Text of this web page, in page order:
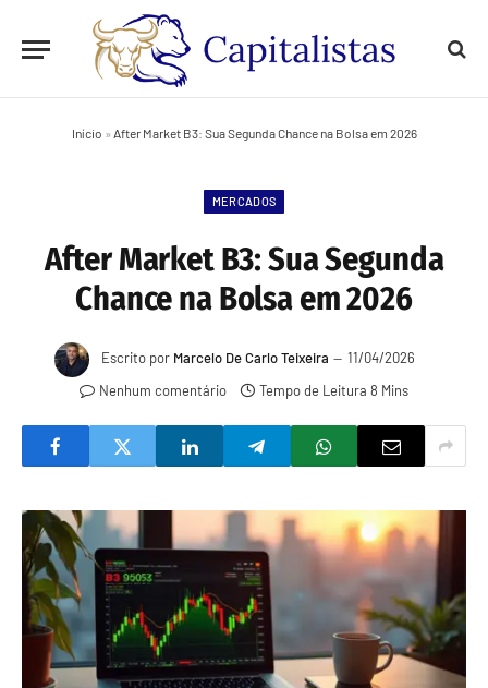
Início » After Market B3: Sua Segunda Chance na Bolsa em 2026
MERCADOS
After Market B3: Sua Segunda
Chance na Bolsa em 2026
Escrito por Marcelo De Carlo Teixeira
11/04/2026
Nenhum comentário
Tempo de Leitura 8 Mins